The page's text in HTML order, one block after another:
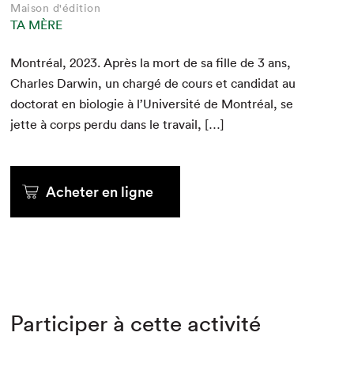
Maison d'édition
TA MÈRE
Mon­tréal,2023. Après la mort de sa fille de3 ans,
Charles Dar­win, un chargé de cours et can­di­dat au
doc­tor­at en biolo­gie à l’Université de Mon­tréal, se
jette à corps per­du dans le travail, […]
Acheter en ligne
Participer à cette activité